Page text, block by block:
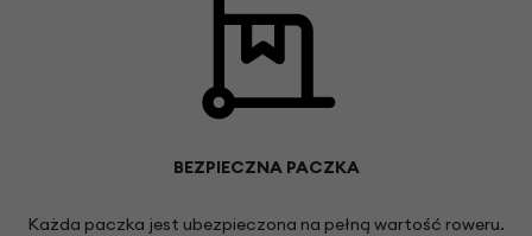
BEZPIECZNA PACZKA
Każda paczka jest ubezpieczona na pełną wartość roweru.